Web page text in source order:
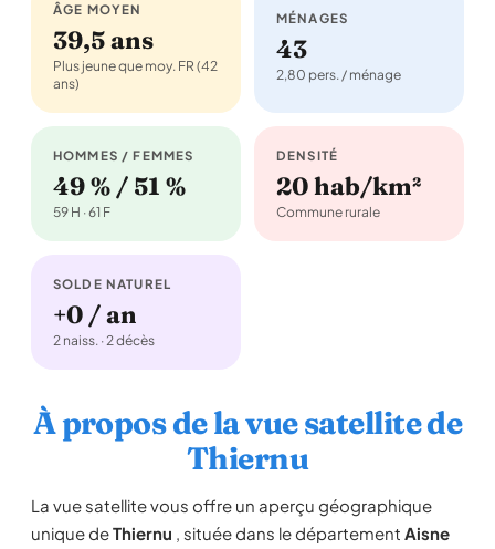
ÂGE MOYEN
39,5 ans
Plus jeune que moy. FR (42
ans)
MÉNAGES
43
2,80 pers. / ménage
HOMMES / FEMMES
49 % / 51 %
59 H · 61 F
DENSITÉ
20 hab/km²
Commune rurale
SOLDE NATUREL
+0 / an
2 naiss. · 2 décès
À propos de la vue satellite de
Thiernu
La vue satellite vous offre un aperçu géographique
unique deThiernu , située dans le département Aisne